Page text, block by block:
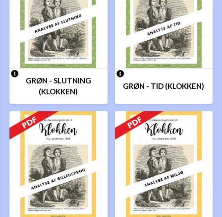
GRØN - SLUTNING
(KLOKKEN)
GRØN - TID (KLOKKEN)